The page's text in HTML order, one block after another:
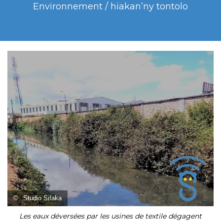
Environnement / hiakan’ny tontolo
© Studio Sifaka
Les eaux déversées par les usines de textile dégagent